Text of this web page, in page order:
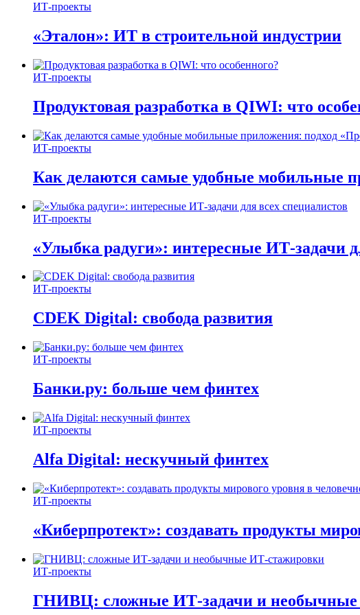
ИТ-проекты
«Эталон»: ИТ в строительной индустрии
ИТ-проекты
Продуктовая разработка в QIWI: что
ИТ-проекты
Как делаются самые удобные мобильные
ИТ-проекты
«Улыбка радуги»: интересные ИТ-задачи
ИТ-проекты
CDEK Digital: свобода развития
ИТ-проекты
Банки.ру: больше чем финтех
ИТ-проекты
Alfa Digital: нескучный финтех
ИТ-проекты
«Киберпротект»: создавать продукты
ИТ-проекты
ГНИВЦ: сложные ИТ‑задачи и необычные